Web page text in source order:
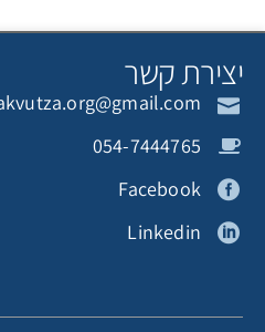
קשר
hakvutza.org@gmail.com
054-7444765
Facebook
Linkedin